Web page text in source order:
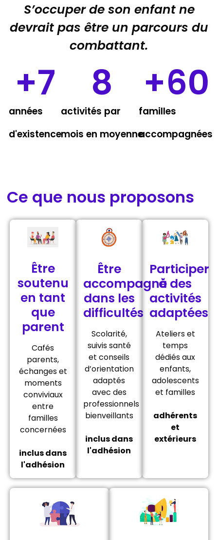
S’occuper de son enfant ne
devrait pas être un parcours du
combattant.
années
d'existence
+7
activités par
mois en moyenne
8
familles
accompagnées
+60
Ce que nous proposons
Être
soutenu
en tant
que
parent
Cafés
parents,
échanges et
moments
conviviaux
entre
familles
concernées
inclus dans
l'adhésion
Être
accompagné
dans les
difficultés
Scolarité,
suivis santé
et conseils
d’orientation
adaptés
avec des
professionnels
bienveillants
inclus dans
l'adhésion
Participer
à des
activités
adaptées
Ateliers et
temps
dédiés aux
enfants,
adolescents
et familles
adhérents
et
extérieurs